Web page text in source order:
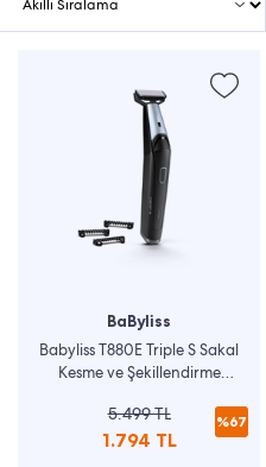
BaByliss
Babyliss T880E Triple S Sakal
Kesme ve Şekillendirme
5.499 TL
1.794 TL
%67